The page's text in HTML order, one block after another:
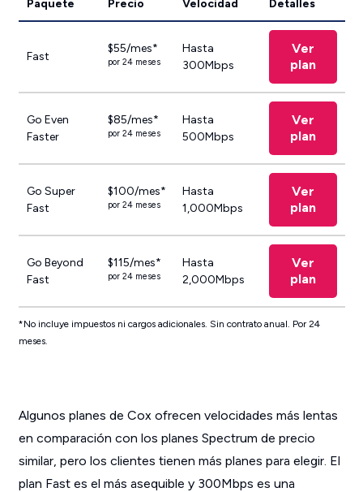
Paquete Precio Velocidad Detalles
Fast
$55/mes*
por 24 meses
Hasta
300Mbps
Ver
plan
Go Even
Faster
$85/mes*
por 24 meses
Hasta
500Mbps
Ver
plan
Go Super
Fast
$100/mes*
por 24 meses
Hasta
1,000Mbps
Ver
plan
Go Beyond
Fast
$115/mes*
por 24 meses
Hasta
2,000Mbps
Ver
plan
*No incluye impuestos ni cargos adicionales. Sin contrato anual. Por 24
meses.
Algunos planes de Cox ofrecen velocidades más lentas
en comparación con los planes Spectrum de precio
similar, pero los clientes tienen más planes para elegir. El
plan Fast es el más asequible y 300Mbps es una